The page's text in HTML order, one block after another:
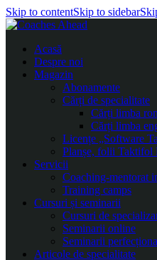
Skip to contentSkip to sidebar
Acasă
Despre noi
Magazin
Abonamente
Cărți de specialitate
Cărți limba
Cărți limba
Licențe „Software
Planșe, folii Taktifol
Servicii
Coaching-mentorat
Training camps
Cursuri și seminarii
Cursuri de
Seminarii online
Seminarii
Articole de specialitate